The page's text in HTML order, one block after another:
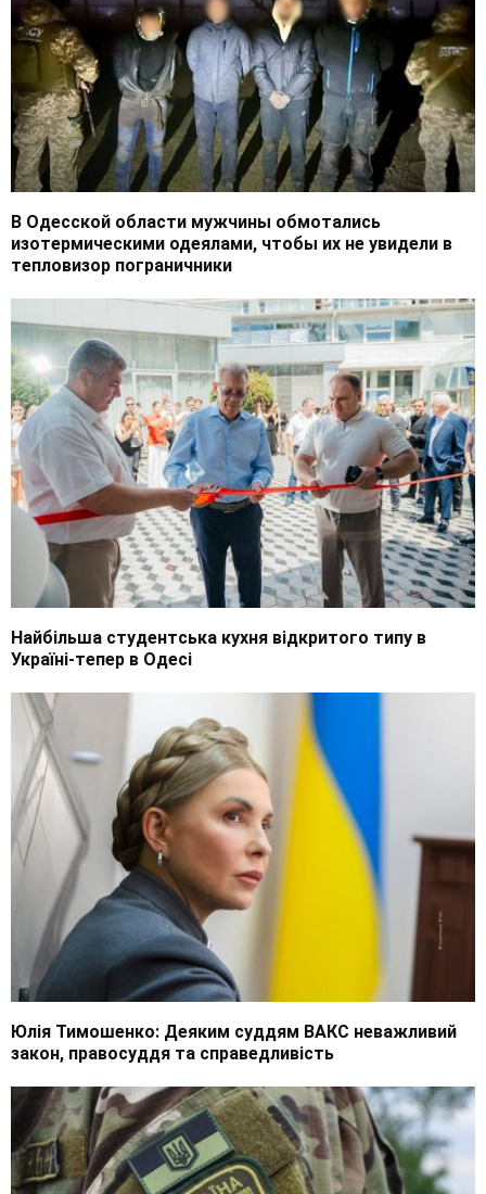
В Одесской области мужчины обмотались
изотермическими одеялами, чтобы их не увидели в
тепловизор пограничники
Найбільша студентська кухня відкритого типу в
Україні-тепер в Одесі
Юлія Тимошенко: Деяким суддям ВАКС неважливий
закон, правосуддя та справедливість